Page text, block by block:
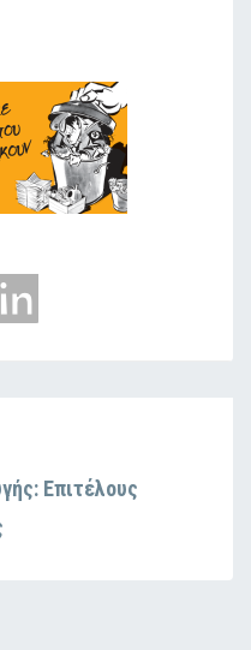
Επιτέλους